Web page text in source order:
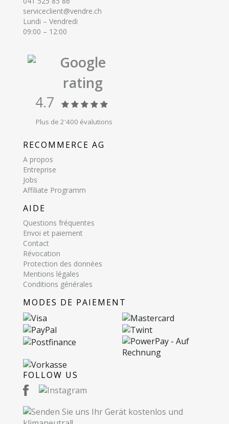
serviceclient@vendre.ch
Lundi – Vendredi
09:00 – 12:00
Google
rating
4.7
Plus de 2'400 évalutions
RECOMMERCE AG
A propos
Entreprise
Jobs
Affiliate Programm
AIDE
Questions fréquentes
Envoi et paiement
Contact
Révocation
Protection des données
Mentions légales
Conditions générales
MODES DE PAIEMENT
FOLLOW US